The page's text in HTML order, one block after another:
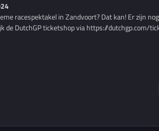
racespektakel in Zandvoort? Dat kan! Er zijn
de DutchGP ticketshop via https://dutchgp.com/